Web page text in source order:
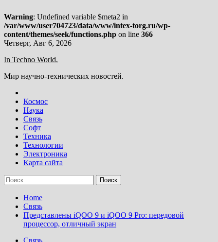
Warning: Undefined variable $meta2 in
/var/www/user704723/data/www/intex-torg.ru/wp-
content/themes/seek/functions.php on line 366
Skip
content
Четверг, Авг 6, 2026
In Techno World.
Мир научно-технических новостей.
Космос
Наука
Связь
Софт
Техника
Технологии
Электроника
Карта сайта
Найти:
Home
Связь
Представлены iQOO 9 и iQOO 9 Pro: передовой
процессор, отличный экран
Связь